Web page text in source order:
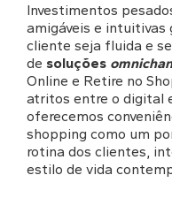
Investimentos
amigáveis e intuitivas
cliente seja fluida e
de soluções
Online e Retire no
atritos entre o digital
oferecemos
shopping como um
rotina dos clientes,
estilo de vida